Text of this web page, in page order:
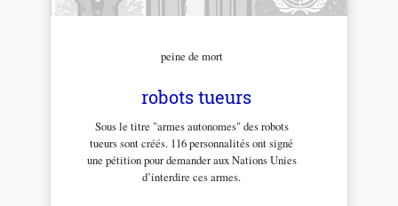
peine de mort
robots tueurs
Sous le titre "armes autonomes" des robots
tueurs sont créés. 116 personnalités ont signé
une pétition pour demander aux Nations Unies
d’interdire ces armes.